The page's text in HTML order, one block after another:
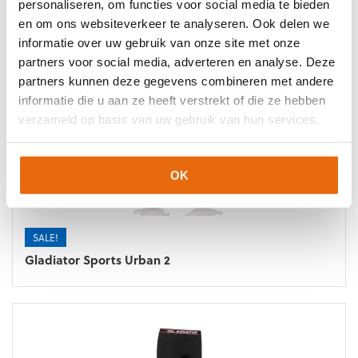
personaliseren, om functies voor social media te bieden
en om ons websiteverkeer te analyseren. Ook delen we
informatie over uw gebruik van onze site met onze
partners voor social media, adverteren en analyse. Deze
partners kunnen deze gegevens combineren met andere
informatie die u aan ze heeft verstrekt of die ze hebben
verzameld op basis van uw gebruik van hun services.
OK
SALE!
Gladiator Sports Urban 3
SALE!
Gladiator Sports Urban 2